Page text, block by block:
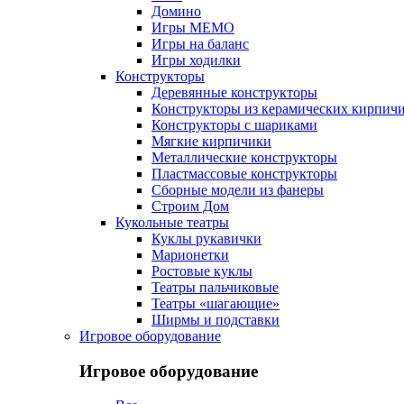
Домино
Игры МЕМО
Игры на баланс
Игры ходилки
Конструкторы
Деревянные конструкторы
Конструкторы из керамических
Конструкторы с шариками
Мягкие кирпичики
Металлические конструкторы
Пластмассовые конструкторы
Сборные модели из фанеры
Строим Дом
Кукольные театры
Куклы рукавички
Марионетки
Ростовые куклы
Театры пальчиковые
Театры «шагающие»
Ширмы и подставки
Игровое оборудование
Игровое оборудование